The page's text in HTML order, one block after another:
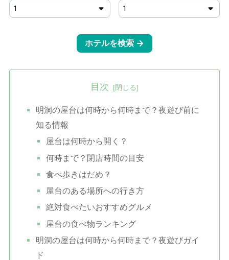
目次
明洞の屋台は何時から何時まで？夜遊び前に
知る情報
屋台は何時から開く？
何時まで？閉店時間の目安
食べ歩きはだめ？
屋台のある場所への行き方
絶対食べたいおすすめグルメ
屋台の食べ物ランキング
明洞の屋台は何時から何時まで？夜遊びガイ
ド